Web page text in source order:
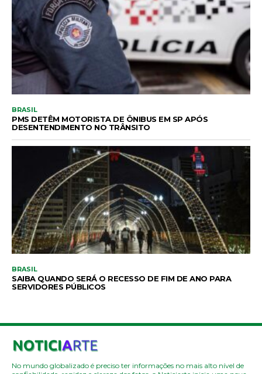
BRASIL
PMS DETÊM MOTORISTA DE ÔNIBUS EM SP APÓS
DESENTENDIMENTO NO TRÂNSITO
BRASIL
SAIBA QUANDO SERÁ O RECESSO DE FIM DE ANO PARA
SERVIDORES PÚBLICOS
No mundo globalizado é preciso ter informações no mais alto nível de